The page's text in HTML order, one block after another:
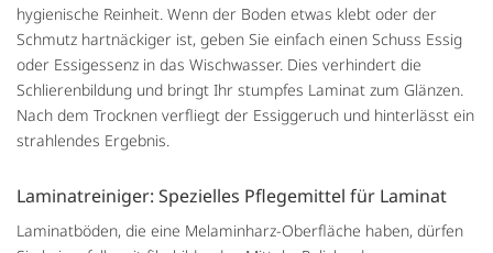
hygienische Reinheit. Wenn der Boden etwas klebt oder der
Schmutz hartnäckiger ist, geben Sie einfach einen Schuss Essig
oder Essigessenz in das Wischwasser. Dies verhindert die
Schlierenbildung und bringt Ihr stumpfes Laminat zum Glänzen.
Nach dem Trocknen verfliegt der Essiggeruch und hinterlässt ein
strahlendes Ergebnis.
Laminatreiniger: Spezielles Pflegemittel für Laminat
Laminatböden, die eine Melaminharz-Oberfläche haben, dürfen